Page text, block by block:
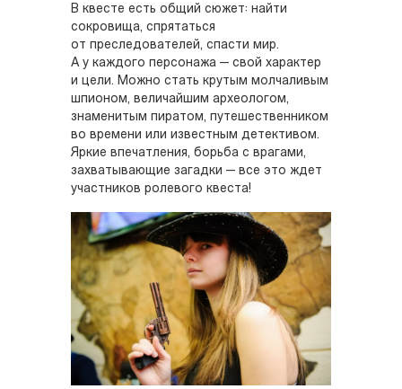
В квесте есть общий сюжет: найти
сокровища, спрятаться
от преследователей, спасти мир.
А у каждого персонажа — свой характер
и цели. Можно стать крутым молчаливым
шпионом, величайшим археологом,
знаменитым пиратом, путешественником
во времени или известным детективом.
Яркие впечатления, борьба с врагами,
захватывающие загадки — все это ждет
участников ролевого квеста!